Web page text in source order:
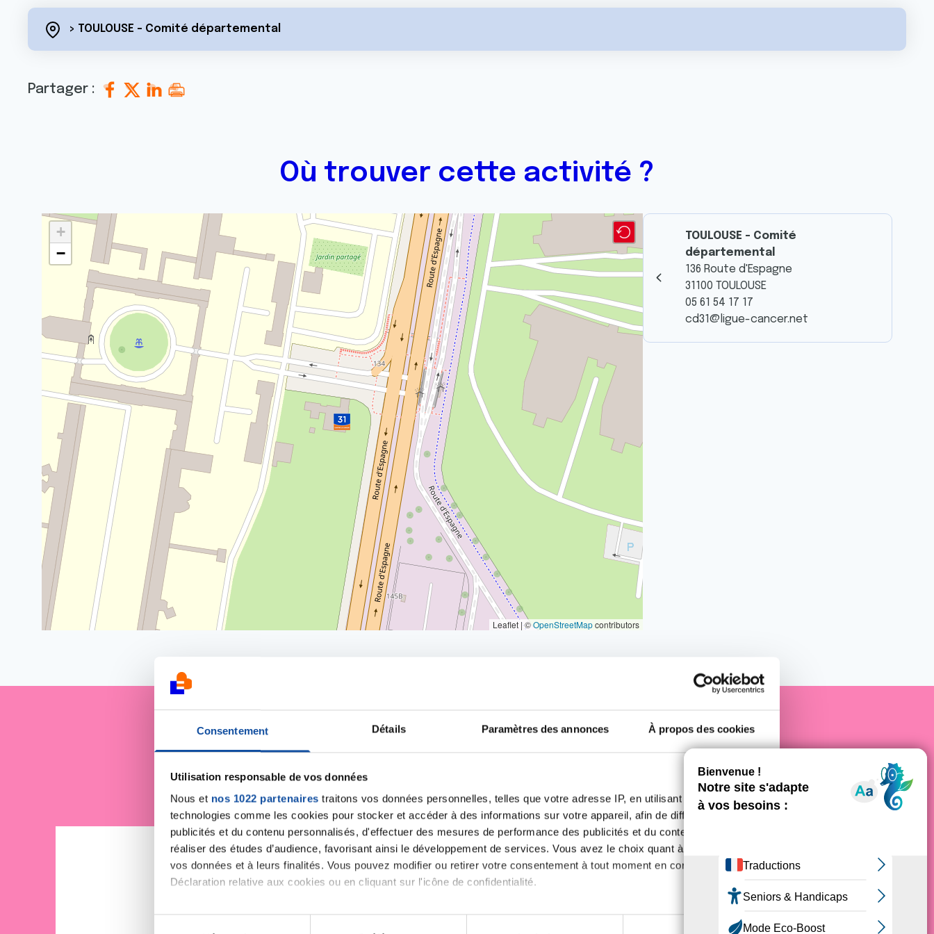
Consentement Détails Paramètres des annonces À propos des cookies
Utilisation responsable de vos données
Nous et nos 1022 partenaires traitons vos données personnelles, telles que votre adresse IP, en utilisant des
technologies comme les cookies pour stocker et accéder à des informations sur votre appareil, afin de diffuser des
publicités et du contenu personnalisés, d'effectuer des mesures de performance des publicités et du contenu, ainsi que de
réaliser des études d’audience, favorisant ainsi le développement de services. Vous avez le choix quant à l'utilisation de
vos données et à leurs finalités. Vous pouvez modifier ou retirer votre consentement à tout moment en consultant la
Déclaration relative aux cookies ou en cliquant sur l'icône de confidentialité.
Si vous le permettez, nous aimerions également :
> TOULOUSE - Comité départemental
Partager :
Où trouver cette activité ?
+
−
Leaflet | ©OpenStreetMapcontributors
TOULOUSE - Comité
départemental
136 Route d'Espagne
31100 TOULOUSE
05 61 54 17 17
cd31@ligue-cancer.net
Je soutiensla Ligue contre le cancer